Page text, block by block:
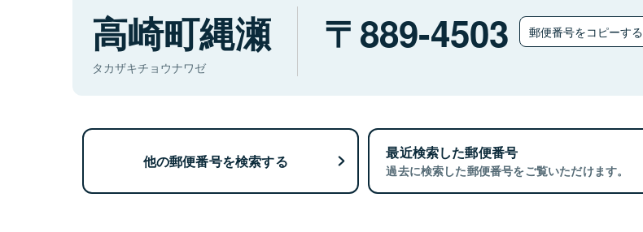
高崎町縄瀬
タカザキチョウナワゼ
889-4503 郵便番号をコピーする
他の郵便番号を検索する 最近検索した郵便番号
過去に検索した郵便番号をご覧いただけます。